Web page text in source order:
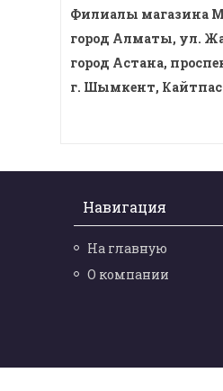
Филиалы магазина
город Алматы, ул.
город Астана,
г. Шымкент,
Навигация
На главную
О компании